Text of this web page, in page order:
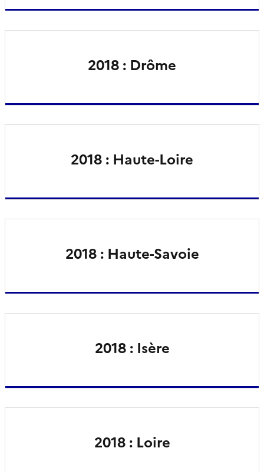
2018 : Drôme
2018 : Haute-Loire
2018 : Haute-Savoie
2018 : Isère
2018 : Loire